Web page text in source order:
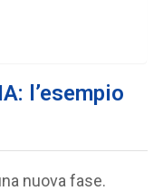
l’esempio
nuova fase.